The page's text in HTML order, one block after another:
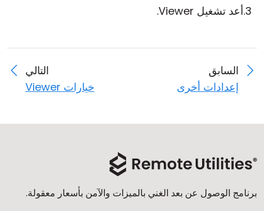
أعد تشغيل Viewer.
السابق
إعدادات أخرى
التالي
خيارات Viewer
برنامج الوصول عن بعد الغني بالميزات والآمن بأسعار معقولة.